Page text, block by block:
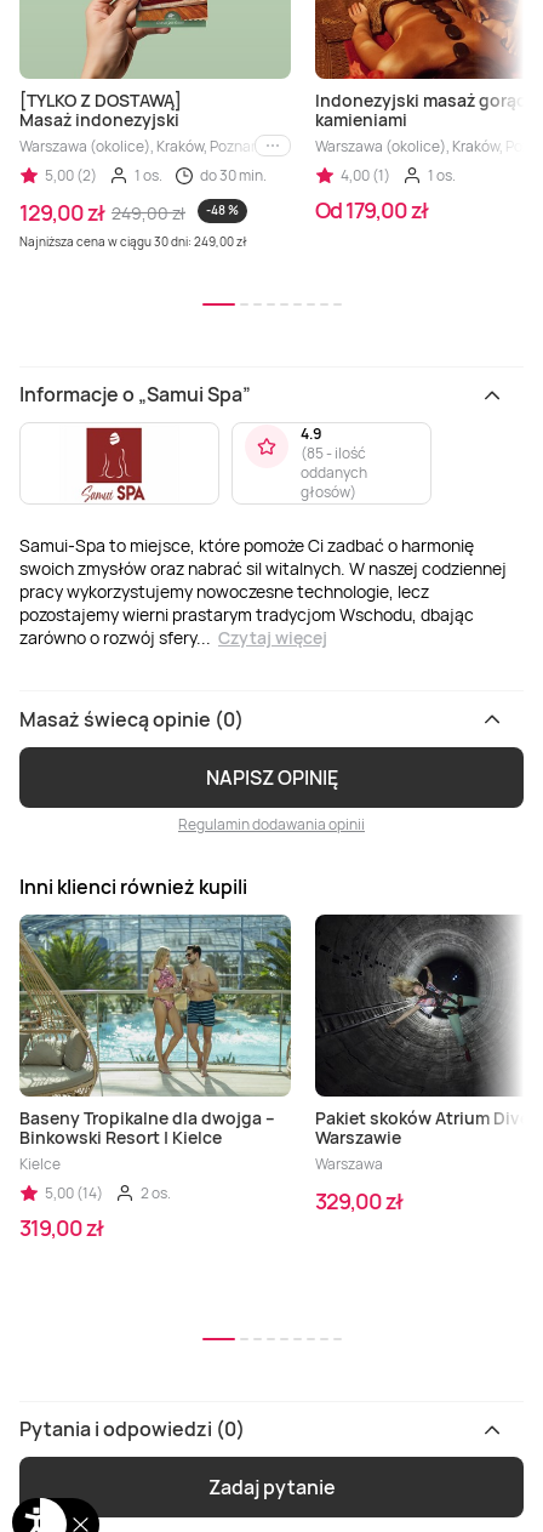
[TYLKO Z DOSTAWĄ]
Masaż indonezyjski
Warszawa (okolice), Kraków, Poznań, Łódź
i inne
5,00 (2)
1 os. do 30 min.
129,00 zł 249,00 zł
-48 %
Najniższa cena w ciągu 30 dni: 249,00 zł
Indonezyjski masaż
kamieniami
Warszawa (okolice), Kraków,
4,00 (1)
1 os.
Od 179,00 zł
Informacje o „Samui Spa”
Samui-Spa to miejsce, które pomoże Ci zadbać o harmonię
swoich zmysłów oraz nabrać sil witalnych. W naszej codziennej
pracy wykorzystujemy nowoczesne technologie, lecz
pozostajemy wierni prastarym tradycjom Wschodu, dbając
zarówno o rozwój sfery... Czytaj więcej
4.9
(85 - ilość
oddanych
głosów)
Masaż świecą opinie (0)
NAPISZ OPINIĘ
Regulamin dodawania opinii
Inni klienci również kupili
Baseny Tropikalne dla dwojga –
Binkowski Resort | Kielce
Kielce
5,00 (14)
2 os.
319,00 zł
Pakiet skoków Atrium Dive
Warszawie
Warszawa
329,00 zł
Pytania i odpowiedzi (0)
Zadaj pytanie